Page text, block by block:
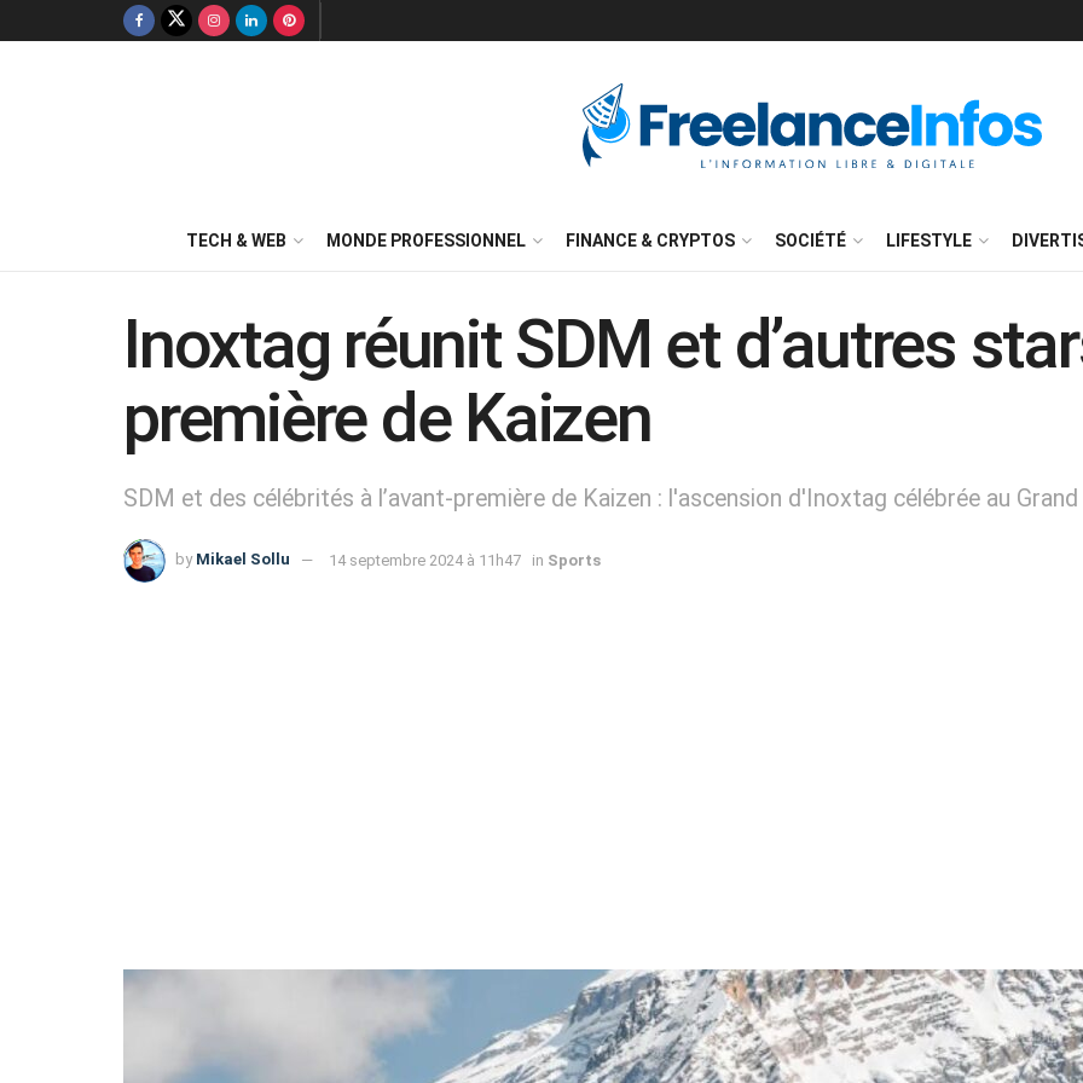
TECH & WEB MONDE PROFESSIONNEL FINANCE & CRYPTOS SOCIÉTÉ LIFESTYLE
Inoxtag réunit SDM et d’autres
première de Kaizen
SDM et des célébrités à l’avant-première de Kaizen : l'ascension d'Inoxtag célébrée au Grand
by Mikael Sollu 14 septembre 2024 à 11h47 in Sports